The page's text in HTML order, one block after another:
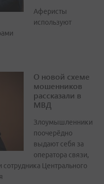
Аферисты
используют
О новой схеме
мошенников
рассказали в
МВД
Злоумышленники
поочерёдно
выдают себя за
оператора связи,
сотрудника Центрального